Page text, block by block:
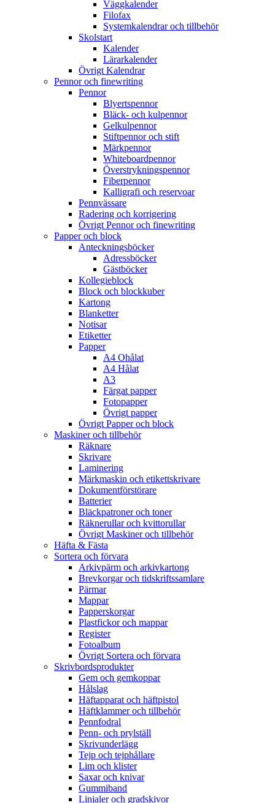
Väggkalender
Filofax
Systemkalendrar och tillbehör
Skolstart
Kalender
Lärarkalender
Övrigt Kalendrar
Pennor och finewriting
Pennor
Blyertspennor
Bläck- och kulpennor
Gelkulpennor
Stiftpennor och stift
Märkpennor
Whiteboardpennor
Överstrykningspennor
Fiberpennor
Kalligrafi och reservoar
Pennvässare
Radering och korrigering
Övrigt Pennor och finewriting
Papper och block
Anteckningsböcker
Adressböcker
Gästböcker
Kollegieblock
Block och blockkuber
Kartong
Blanketter
Notisar
Etiketter
Papper
A4 Ohålat
A4 Hålat
A3
Färgat papper
Fotopapper
Övrigt papper
Övrigt Papper och block
Maskiner och tillbehör
Räknare
Skrivare
Laminering
Märkmaskin och etikettskrivare
Dokumentförstörare
Batterier
Bläckpatroner och toner
Räknerullar och kvittorullar
Övrigt Maskiner och tillbehör
Häfta & Fästa
Sortera och förvara
Arkivpärm och arkivkartong
Brevkorgar och tidskriftssamlare
Pärmar
Mappar
Papperskorgar
Plastfickor och mappar
Register
Fotoalbum
Övrigt Sortera och förvara
Skrivbordsprodukter
Gem och gemkoppar
Hålslag
Häftapparat och häftpistol
Häftklammer och tillbehör
Pennfodral
Penn- och prylställ
Skrivunderlägg
Tejp och tejphållare
Lim och klister
Saxar och knivar
Gummiband
Linjaler och gradskivor